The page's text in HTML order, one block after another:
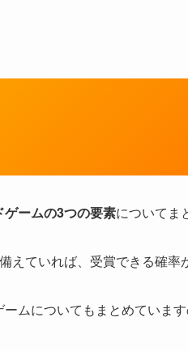
ゲームの3つの要素についてま
ていれば、受賞できる確率
ムについてもまとめていま